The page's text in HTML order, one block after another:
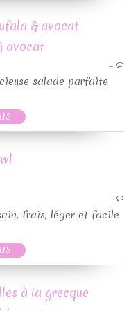
& avocat
…
salade parfaite
…
frais, léger et facile
à la grecque